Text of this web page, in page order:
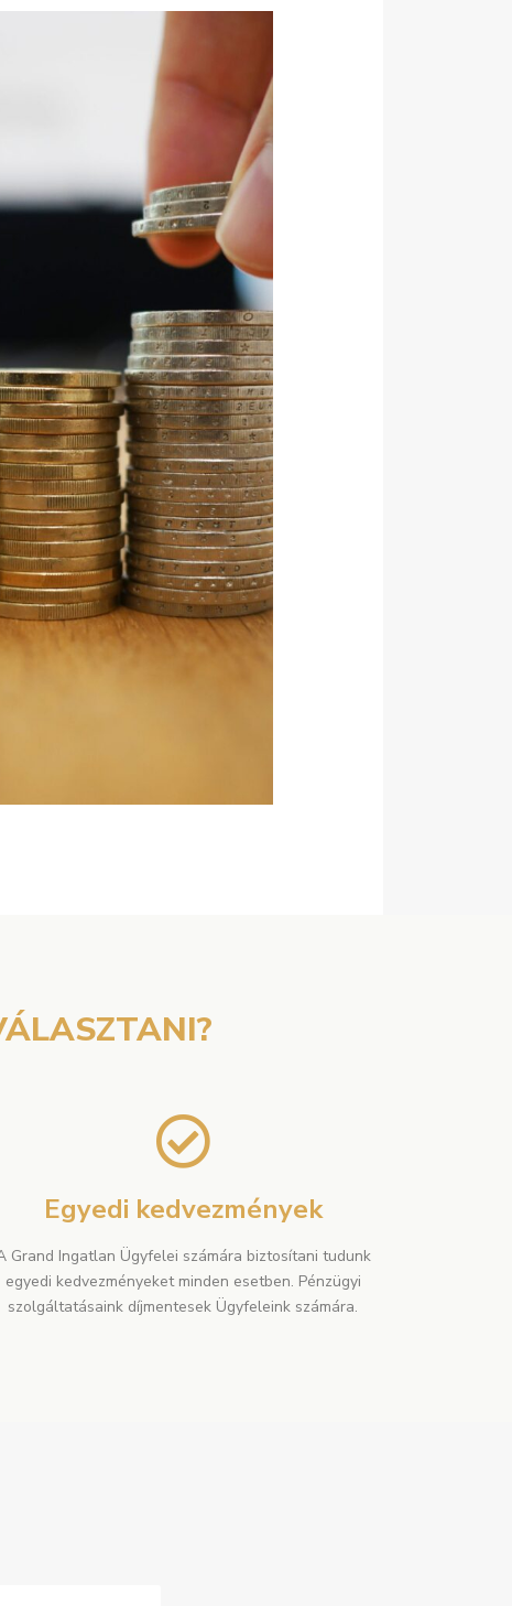
Egyedi kedvezmények
Grand Ingatlan Ügyfelei számára biztosítani tudunk
egyedi kedvezményeket minden esetben. Pénzügyi
szolgáltatásaink díjmentesek Ügyfeleink számára.